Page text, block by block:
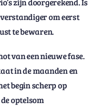
om eerst
te bewaren.
van een nieuwe fase.
in de maanden en
begin scherp op
optelsom